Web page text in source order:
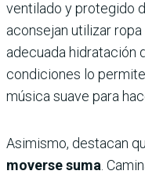
ventilado y protegido
aconsejan utilizar
adecuada hidratación
condiciones lo
música suave para
Asimismo, destacan
moverse suma .